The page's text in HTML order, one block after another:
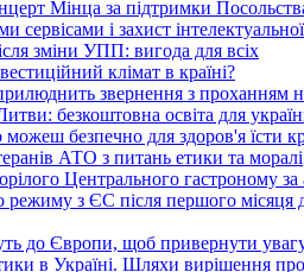
Мінца за підтримки
сервісами і захист
зміни УПП: вигода для всіх
клімат в країні?
звернення з проханням
безкоштовна освіта для
безпечно для здоров'я їсти
АТО з питань етики та моралі
Центрального гастроному
режиму з ЄС після першого місяця
до Європи, щоб привернути
в Україні. Шляхи вирішення